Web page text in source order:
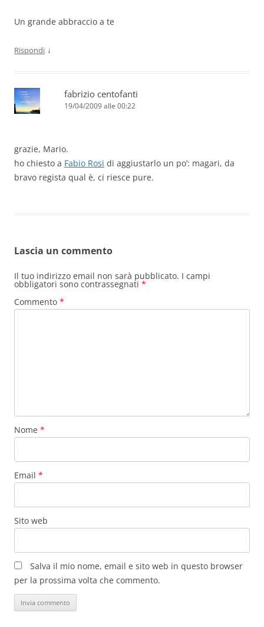
Un grande abbraccio a te
Rispondi ↓
fabrizio centofanti
19/04/2009 alle 00:22
grazie, Mario.
ho chiesto a Fabio Rosi di aggiustarlo un po’: magari, da
bravo regista qual è, ci riesce pure.
Lascia un commento
Il tuo indirizzo email non sarà pubblicato. I campi
obbligatori sono contrassegnati *
Commento *
Nome *
Email *
Sito web
Salva il mio nome, email e sito web in questo browser
per la prossima volta che commento.